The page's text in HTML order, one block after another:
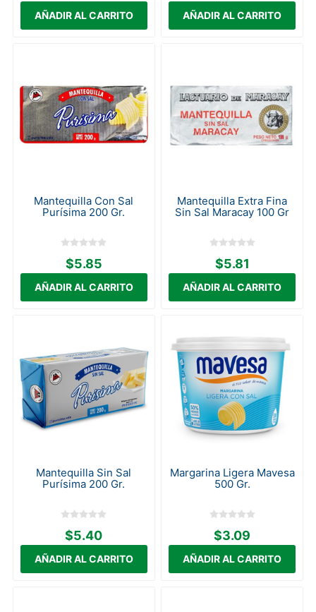
Mantequilla Con Sal
Purísima 200 Gr.
$5.85
Mantequilla Extra Fina
Sin Sal Maracay 100 Gr
$5.81
Mantequilla Sin Sal
Purísima 200 Gr.
$5.40
Margarina Ligera Mavesa
500 Gr.
$3.09